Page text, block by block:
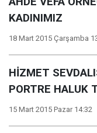
KADINIMIZ
18 Mart 2015 Çarşamba
HİZMET
PORTRE HALUK
15 Mart 2015 Pazar 14:32